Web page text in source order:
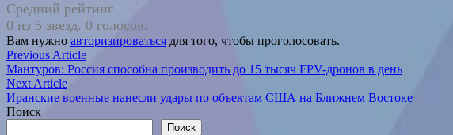
Средний рейтинг
0 из 5 звезд. 0 голосов.
Вам нужно авторизироваться для того, чтобы проголосовать.
Навигация
по
записям
Previous ArticlePrevious
article:
Мантуров: Россия способна производить до 15 тысяч FPV-дронов в день
Next ArticleNext
article:
Иранские военные нанесли удары по объектам США на Ближнем Востоке
Поиск
Поиск